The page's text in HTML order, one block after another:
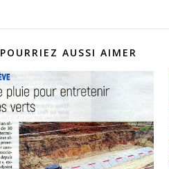
AUSSI AIMER